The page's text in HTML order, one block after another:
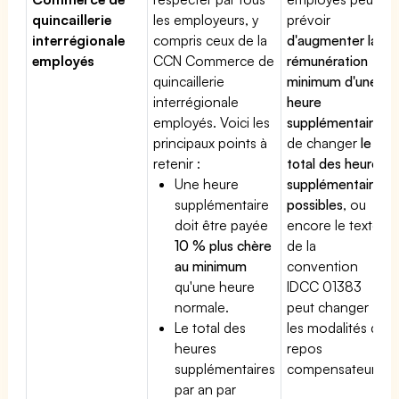
quincaillerie
interrégionale
employés
les employeurs, y
compris ceux de la
CCN Commerce de
quincaillerie
interrégionale
employés. Voici les
principaux points à
retenir :
Une heure
supplémentaire
doit être payée
10 % plus chère
au minimum
qu'une heure
normale.
Le total des
heures
supplémentaires
par an par
prévoir
d'augmenter la
rémunération
minimum d'une
heure
supplémentaire
de changerle
total des heures
supplémentaires
possibles, ou
encore le texte
de la
convention
IDCC 01383
peut changer
les modalités du
repos
compensateur.